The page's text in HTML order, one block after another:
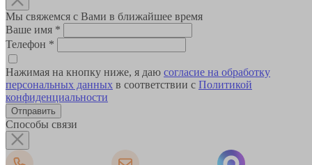
Мы свяжемся с Вами в ближайшее время
Ваше имя *
Телефон *
Нажимая на кнопку ниже, я даю согласие на обработку
персональных данных в соответствии с Политикой
конфиденциальности
Способы связи